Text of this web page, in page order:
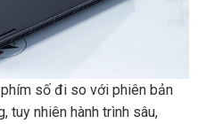
‌số‌ ‌đi‌ ‌so‌ ‌với‌ ‌phiên‌ ‌bản‌
‌tuy‌ ‌nhiên‌ ‌hành‌ ‌trình‌ ‌sâu,‌